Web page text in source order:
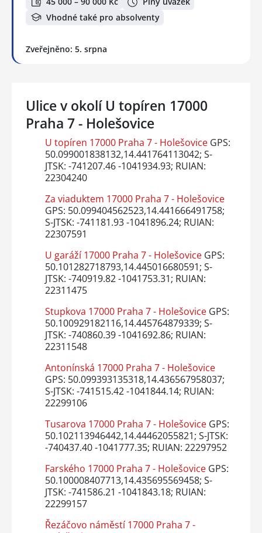
Vhodné také pro absolventy
Zveřejněno: 5. srpna
Ulice v okolí U topíren 17000
Praha 7 - Holešovice
U topíren 17000 Praha 7 - HolešoviceGPS:
50.099001838132,14.441764113042; S-
JTSK: -741207.46 -1041934.93; RUIAN:
22304240
Za viaduktem 17000 Praha 7 - Holešovice
GPS: 50.099404562523,14.441666491758;
S-JTSK: -741181.93 -1041896.24; RUIAN:
22307591
U garáží 17000 Praha 7 - HolešoviceGPS:
50.101282718793,14.445016680591; S-
JTSK: -740919.82 -1041753.31; RUIAN:
22311475
Stupkova 17000 Praha 7 - HolešoviceGPS:
50.100929182116,14.445764879339; S-
JTSK: -740860.39 -1041692.86; RUIAN:
22311548
Antonínská 17000 Praha 7 - Holešovice
GPS: 50.099393135318,14.436567958037;
S-JTSK: -741515.42 -1041844.14; RUIAN:
22299106
Tusarova 17000 Praha 7 - HolešoviceGPS:
50.102113946442,14.44462055821; S-JTSK:
-740437.40 -1041777.35; RUIAN: 22297952
Farského 17000 Praha 7 - HolešoviceGPS:
50.100008407713,14.435695569458; S-
JTSK: -741586.21 -1041843.18; RUIAN:
22299157
Řezáčovo náměstí 17000 Praha 7 -